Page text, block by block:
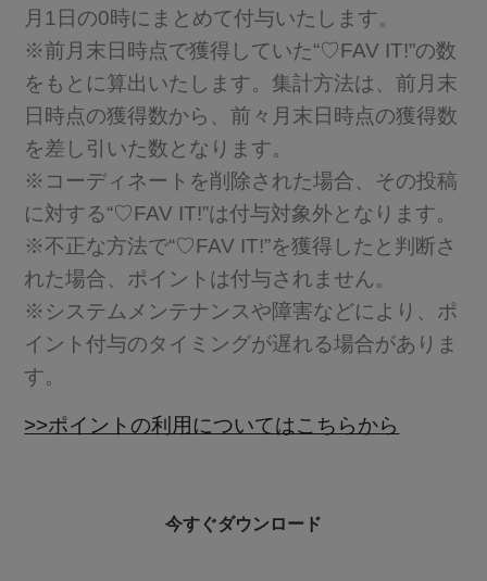
月1日の0時にまとめて付与いたします。
※前月末日時点で獲得していた“♡FAV IT!”の数
をもとに算出いたします。集計方法は、前月末
日時点の獲得数から、前々月末日時点の獲得数
を差し引いた数となります。
※コーディネートを削除された場合、その投稿
に対する“♡FAV IT!”は付与対象外となります。
※不正な方法で“♡FAV IT!”を獲得したと判断さ
れた場合、ポイントは付与されません。
※システムメンテナンスや障害などにより、ポ
イント付与のタイミングが遅れる場合がありま
す。
>>ポイントの利用についてはこちらから
今すぐダウンロード